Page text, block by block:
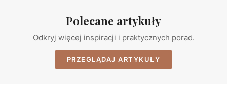
Polecane artykuły
Odkryj więcej inspiracji i praktycznych porad.
PRZEGLĄDAJ ARTYKUŁY